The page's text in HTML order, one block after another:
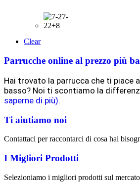
Clear
Parrucche online al prezzo più
Hai trovato la parrucca che ti piace
basso? Noi ti scontiamo la
saperne di più).
Ti aiutiamo noi
Contattaci per raccontarci di cosa hai
I Migliori Prodotti
Selezioniamo i migliori prodotti sul